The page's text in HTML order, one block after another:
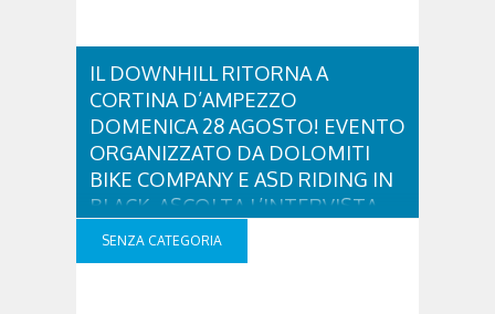
IL DOWNHILL RITORNA A
CORTINA D’AMPEZZO
DOMENICA 28 AGOSTO! EVENTO
ORGANIZZATO DA DOLOMITI
BIKE COMPANY E ASD RIDING IN
BLACK. ASCOLTA L’INTERVISTA
CON SIMONE DADIE’
Che impegni avete per il 28 agosto? Torna il downhill
SENZA CATEGORIA